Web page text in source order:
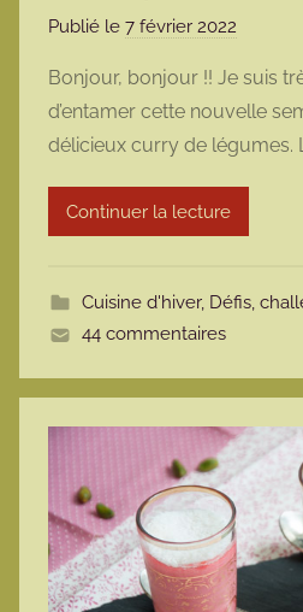
Publié le 7 février 2022
m
a
r
t
Bonjour, bonjour !! Je suis
d’entamer cette nouvelle
délicieux curry de légumes.
Continuer la lecture
Cuisine d'hiver, Défis,
44 commentaires